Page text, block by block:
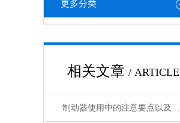
更多分类
相关文章 / ARTICLE
制动器使用中的注意要点以及故障处理